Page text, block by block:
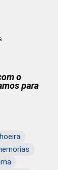
o
para